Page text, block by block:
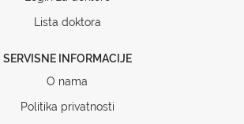
Lista doktora
SERVISNE INFORMACIJE
O nama
Politika privatnosti